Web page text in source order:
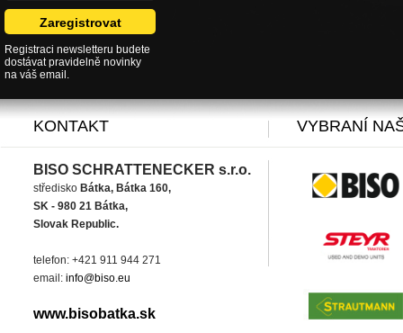
Registraci newsletteru budete
dostávat pravidelně novinky
na váš email.
KONTAKT
BISO SCHRATTENECKER s.r.o.
středisko Bátka, Bátka 160,
SK - 980 21 Bátka,
Slovak Republic.
telefon: +421 911 944 271
email: info@biso.eu
www.bisobatka.sk
VYBRANÍ